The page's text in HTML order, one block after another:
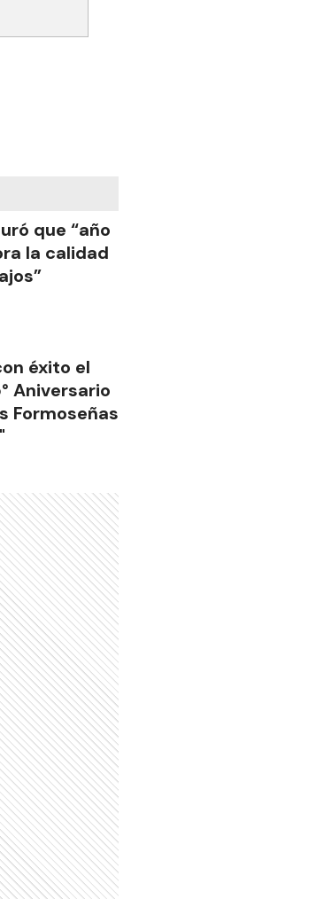
que “año
la calidad
éxito el
Aniversario
Formoseñas